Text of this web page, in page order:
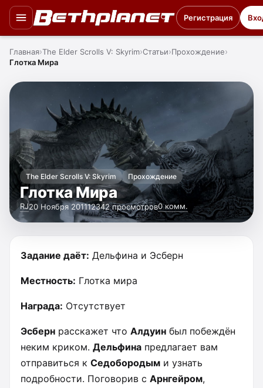
Регистрация
Главная The Elder Scrolls V: Skyrim Статьи Прохождение
Глотка Мира
The Elder Scrolls V: Skyrim Прохождение
Глотка Мира
RJ20 Ноября 201112342 просмотров0 комм.
Задание даёт: Дельфина и Эсберн
Местность: Глотка мира
Награда: Отсутствует
Эсберн расскажет что Алдуин был побеждён
неким криком. Дельфина предлагает вам
отправиться к Седобородым и узнать
подробности. Поговорив с Арнгейром,